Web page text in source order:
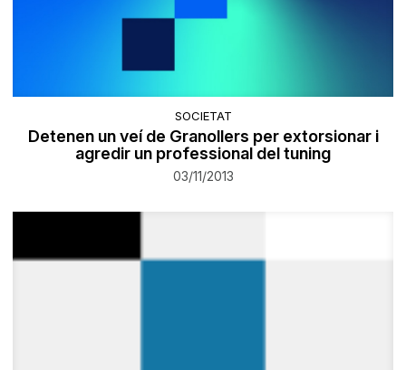
SOCIETAT
Detenen un veí de Granollers per extorsionar i
agredir un professional del tuning
03/11/2013